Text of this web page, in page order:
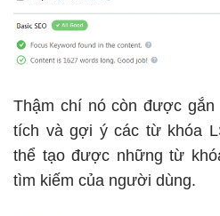
Thậm chí nó còn được
tích và gợi ý các từ khóa
thể tạo được những từ
tìm kiếm của người dùng.